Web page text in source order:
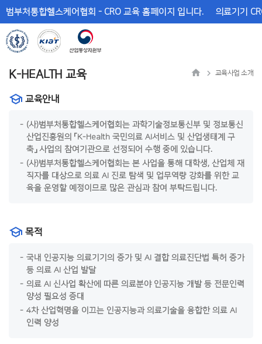
뉴
바
로
가
문
바
로
가
범부처통합헬스케어협회 - CRO 교육 홈페이지 입니다. 의료기기
K-HEALTH 교육 교육사업 소개
교육안내
(사)범부처통합헬스케어협회는 과학기술정보통신부 및 정보통신
산업진흥원의 「K-Health 국민의료 AI서비스 및 산업생태계 구
축」 사업의 참여기관으로 선정되어 수행 중에 있습니다.
(사)범부처통합헬스케어협회는 본 사업을 통해 대학생, 산업체 재
직자를 대상으로 의료 AI 진로 탐색 및 업무역량 강화를 위한 교
육을 운영할 예정이므로 많은 관심과 참여 부탁드립니다.
목적
국내 인공지능 의료기기의 증가 및 AI 결합 의료진단법 특허 증가
등 의료 AI 산업 발달
의료 AI 신사업 확산에 따른 의료분야 인공지능 개발 등 전문인력
양성 필요성 증대
4차 산업혁명을 이끄는 인공지능과 의료기술을 융합한 의료 AI
인력 양성